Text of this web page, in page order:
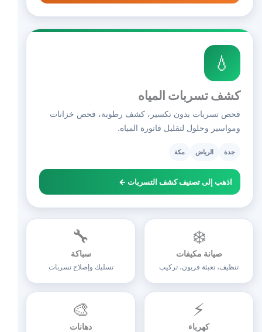
💧
كشف تسربات المياه
فحص تسربات بدون تكسير، كشف رطوبة، فحص خزانات
ومواسير وحلول لتقليل فاتورة المياه.
جدة الرياض مكة
اذهب إلى تصنيف كشف التسربات ←
❄️
صيانة مكيفات
تنظيف، تعبئة فريون، تركيب
🔧
سباكة
تسليك وإصلاح تسربات
⚡
كهرباء
🎨
دهانات